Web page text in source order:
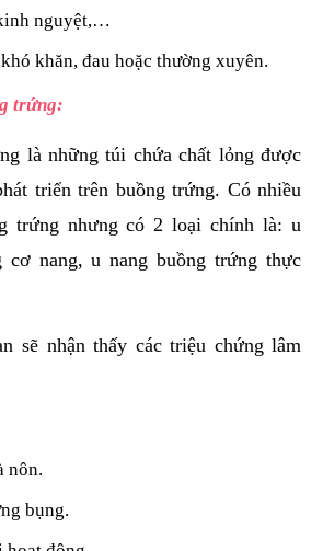
nguyệt,…
khăn, đau hoặc thường xuyên.
trứng:
là những túi chứa chất lỏng được
triển trên buồng trứng. Có nhiều
trứng nhưng có 2 loại chính là: u
cơ nang, u nang buồng trứng thực
sẽ nhận thấy các triệu chứng lâm
nôn.
bụng.